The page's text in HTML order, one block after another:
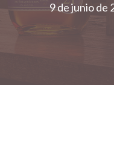
9 de junio de